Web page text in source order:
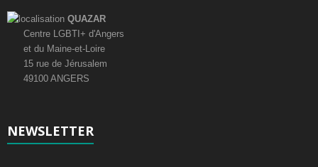
QUAZAR
Centre LGBTI+ d'Angers
et du Maine-et-Loire
15 rue de Jérusalem
49100 ANGERS
NEWSLETTER